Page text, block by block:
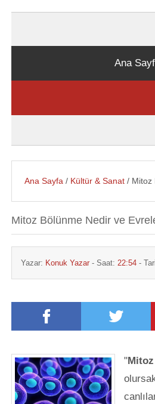
Ana
Ana Sayfa / Kültür & Sanat / Mitoz
Mitoz Bölünme Nedir ve
Yazar: Konuk Yazar - Saat: 22:54 -
"